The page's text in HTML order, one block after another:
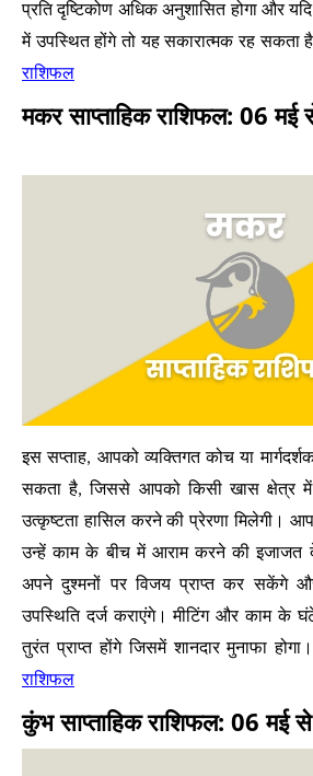
प्रति दृष्टिकोण अधिक अनुशासित होगा और यदि
में उपस्थित होंगे तो यह सकारात्मक रह सकता
राशिफल
मकर साप्ताहिक राशिफल: 06
इस सप्ताह, आपको व्यक्तिगत कोच या
सकता है, जिससे आपको किसी खास
उत्कृष्टता हासिल करने की प्रेरणा मिलेगी।
उन्हें काम के बीच में आराम करने की इजाजत
अपने दुश्मनों पर विजय प्राप्त कर सकेंगे
उपस्थिति दर्ज कराएंगे। मीटिंग और काम के
तुरंत प्राप्त होंगे जिसमें शानदार मुनाफा होगा।
राशिफल
कुंभ साप्ताहिक राशिफल: 06 मई